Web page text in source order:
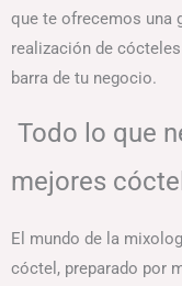
que te ofrecemos una
realización de
barra de tu negocio.
Todo lo que
mejores
El mundo de la
cóctel, preparado por